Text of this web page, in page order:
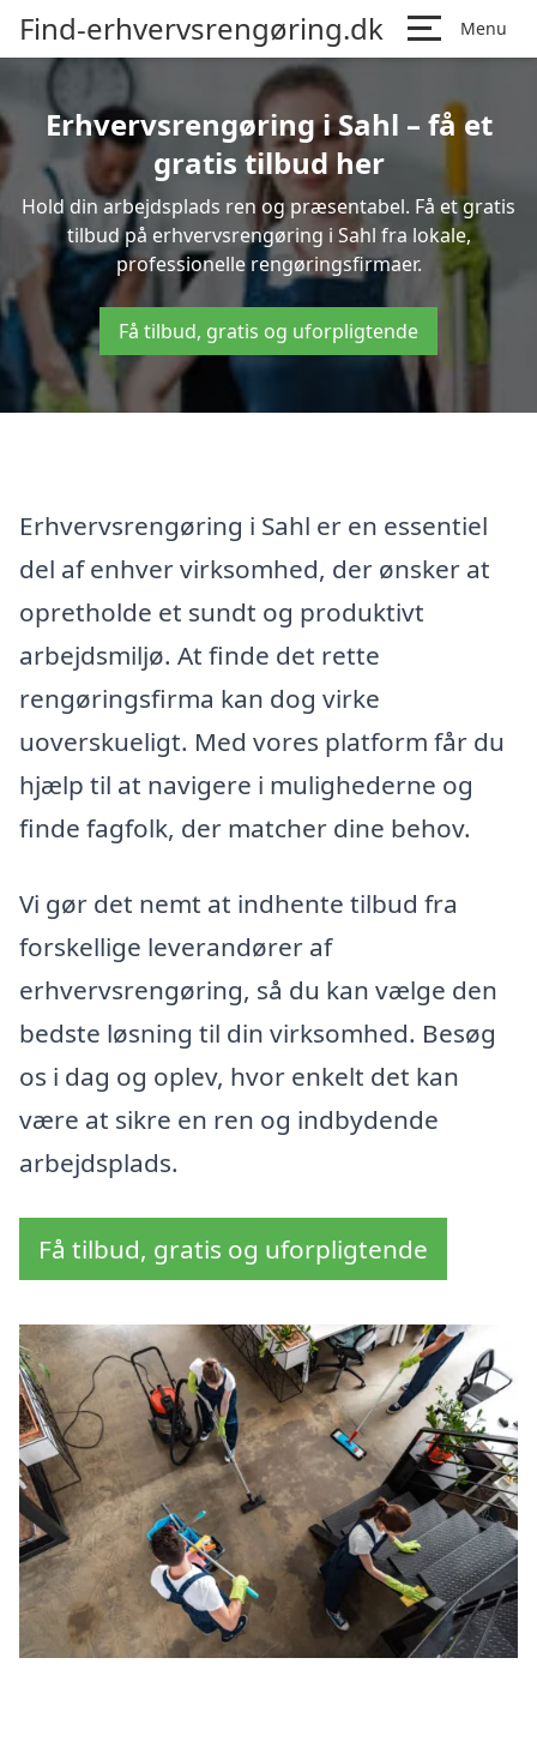
Find-erhvervsrengøring.dk Menu
Erhvervsrengøring i Sahl – få et
gratis tilbud her
Hold din arbejdsplads ren og præsentabel. Få et gratis
tilbud på erhvervsrengøring i Sahl fra lokale,
professionelle rengøringsfirmaer.
Få tilbud, gratis og uforpligtende
Erhvervsrengøring i Sahl er en essentiel
del af enhver virksomhed, der ønsker at
opretholde et sundt og produktivt
arbejdsmiljø. At finde det rette
rengøringsfirma kan dog virke
uoverskueligt. Med vores platform får du
hjælp til at navigere i mulighederne og
finde fagfolk, der matcher dine behov.
Vi gør det nemt at indhente tilbud fra
forskellige leverandører af
erhvervsrengøring, så du kan vælge den
bedste løsning til din virksomhed. Besøg
os i dag og oplev, hvor enkelt det kan
være at sikre en ren og indbydende
arbejdsplads.
Få tilbud, gratis og uforpligtende